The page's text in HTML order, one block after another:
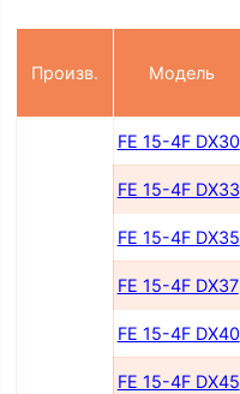
Произв. Модель
FE 15-4F DX30
FE 15-4F DX33
FE 15-4F DX35
FE 15-4F DX37
FE 15-4F DX40
FE 15-4F DX45